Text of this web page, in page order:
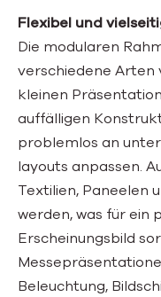
Flexibel und
Die modularen
verschiedene Arten
kleinen
auffälligen
problemlos an
layouts anpassen.
Textilien, Paneelen
werden, was für ein
Erscheinungsbild
Beleuchtung,